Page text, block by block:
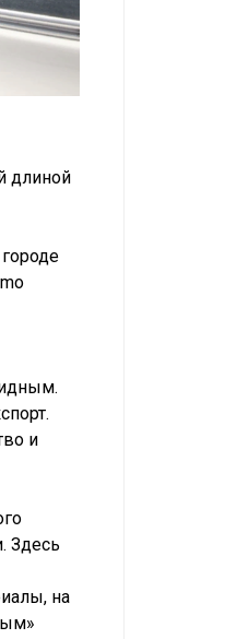
длиной
и
Здесь
на